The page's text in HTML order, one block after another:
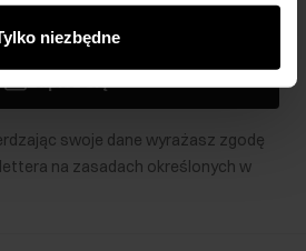
ich usług.
niezbędne
Zapisz się
swoje dane wyrażasz zgodę
na zasadach określonych w